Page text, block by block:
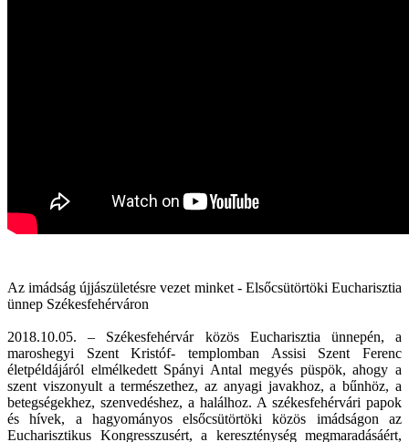
Az imádság újjászületésre vezet minket - Elsőcsütörtöki Eucharisztia
ünnep Székesfehérváron
2018.10.05. – Székesfehérvár közös Eucharisztia ünnepén, a
maroshegyi Szent Kristóf- templomban Assisi Szent Ferenc
életpéldájáról elmélkedett Spányi Antal megyés püspök, ahogy a
szent viszonyult a természethez, az anyagi javakhoz, a bűnhöz, a
betegségekhez, szenvedéshez, a halálhoz. A székesfehérvári papok
és hívek, a hagyományos elsőcsütörtöki közös imádságon az
Eucharisztikus Kongresszusért, a kereszténység megmaradásáért,